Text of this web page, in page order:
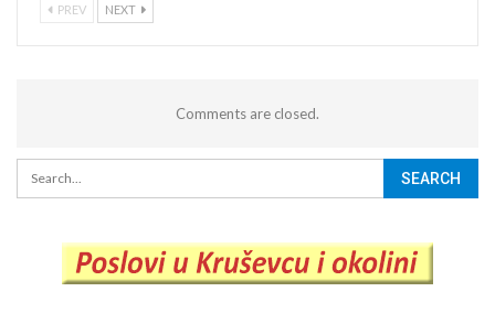
PREV NEXT
Comments are closed.